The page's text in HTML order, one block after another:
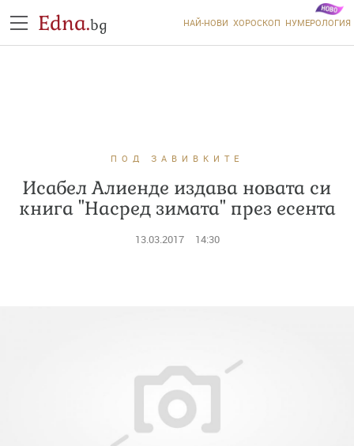
Edna.bg НАЙ-НОВИ ХОРОСКОП НУМЕРОЛОГИЯ
ПОД ЗАВИВКИТЕ
Исабел Алиенде издава новата си
книга "Насред зимата" през есента
13.03.2017 14:30